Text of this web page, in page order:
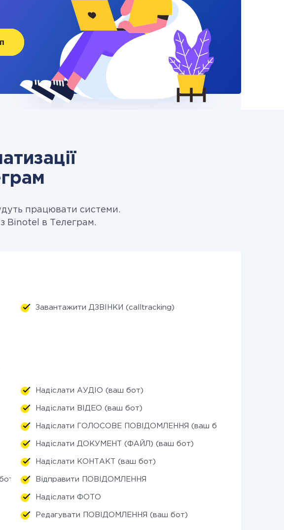
працювати системи.
Binotel в Телеграм.
Завантажити ДЗВІНКИ (calltracking)
Надіслати АУДІО (ваш бот)
Надіслати ВІДЕО (ваш бот)
Надіслати ГОЛОСОВЕ ПОВІДОМЛЕННЯ (ваш бот)
Надіслати ДОКУМЕНТ (ФАЙЛ) (ваш бот)
Надіслати КОНТАКТ (ваш бот)
Відправити ПОВІДОМЛЕННЯ
Надіслати ФОТО
Редагувати ПОВІДОМЛЕННЯ (ваш бот)